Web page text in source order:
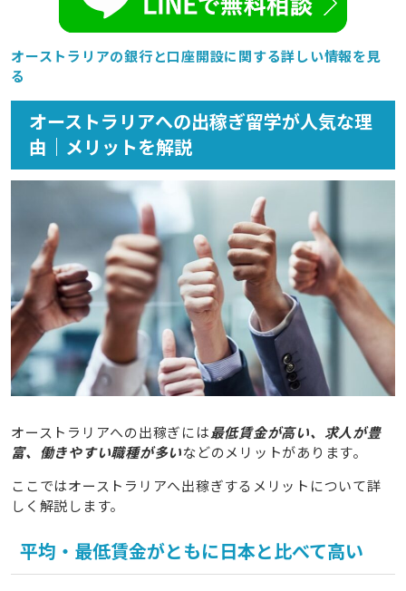
オーストラリアの銀行と口座開設に関する詳しい情報を見
る
オーストラリアへの出稼ぎ留学が人気な理
由｜メリットを解説
オーストラリアへの出稼ぎには最低賃金が高い、求人が豊
富、働きやすい職種が多いなどのメリットがあります。
ここではオーストラリアへ出稼ぎするメリットについて詳
しく解説します。
平均・最低賃金がともに日本と比べて高い